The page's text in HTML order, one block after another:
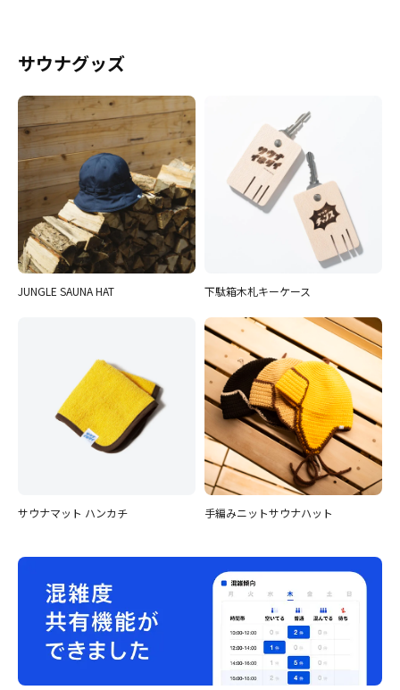
サウナグッズ
JUNGLE SAUNA HAT 下駄箱木札キーケース
サウナマット ハンカチ 手編みニットサウナハット